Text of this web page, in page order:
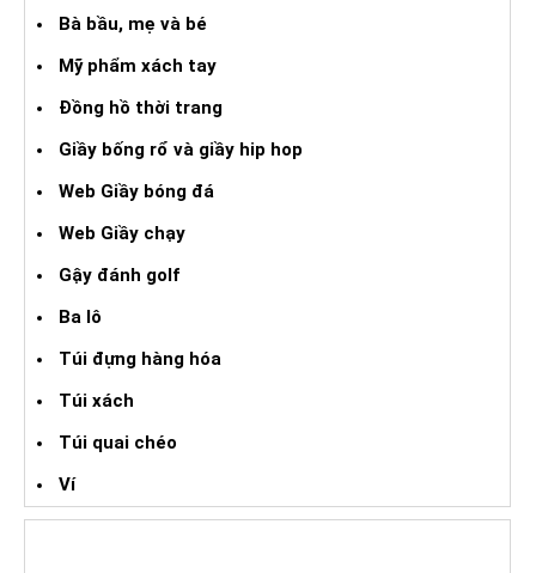
Bà bầu, mẹ và bé
Mỹ phẩm xách tay
Đồng hồ thời trang
Giầy bống rổ và giầy hip hop
Web Giầy bóng đá
Web Giầy chạy
Gậy đánh golf
Ba lô
Túi đựng hàng hóa
Túi xách
Túi quai chéo
Ví